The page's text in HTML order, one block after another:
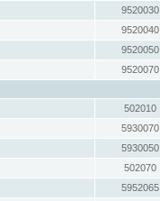
9520030
9520040
9520050
9520070
502010
5930070
5930050
502070
5952065